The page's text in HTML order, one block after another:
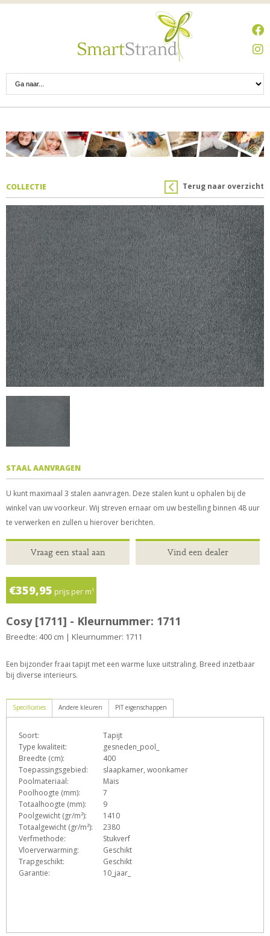
Terug naar overzicht
COLLECTIE
STAAL AANVRAGEN
U kunt maximaal 3 stalen aanvragen. Deze stalen kunt u ophalen bij de
winkel van uw voorkeur. Wij streven ernaar om uw bestelling binnen 48 uur
te verwerken en zullen u hierover berichten.
Vraag een staal aan Vind een dealer
€359,95 prijs per m¹
Cosy [1711] - Kleurnummer: 1711
Breedte: 400 cm | Kleurnummer: 1711
Een bijzonder fraai tapijt met een warme luxe uitstraling. Breed inzetbaar
bij diverse interieurs.
Specificaties
Soort:
Tapijt
Type kwaliteit:
gesneden_pool_
Breedte (cm):
400
Toepassingsgebied:
slaapkamer, woonkamer
Poolmateriaal:
Mais
Poolhoogte (mm):
7
Totaalhoogte (mm):
9
Poolgewicht (gr/m²):
1410
Totaalgewicht (gr/m²):
2380
Verfmethode:
Stukverf
Vloerverwarming:
Geschikt
Trapgeschikt:
Geschikt
Garantie:
10_jaar_
Andere kleuren PIT eigenschappen
D Ee
TZ